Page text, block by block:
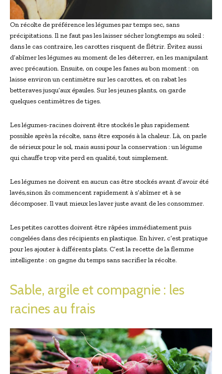
On récolte de préférence les légumes par temps sec, sans
précipitations. Il ne faut pas les laisser sécher longtemps au soleil :
dans le cas contraire, les carottes risquent de flétrir. Évitez aussi
d’abîmer les légumes au moment de les déterrer, en les manipulant
avec précaution. Ensuite, on coupe les fanes au bon moment : on
laisse environ un centimètre sur les carottes, et on rabat les
betteraves jusqu’aux épaules. Sur les jeunes plants, on garde
quelques centimètres de tiges.
Les légumes-racines doivent être stockés le plus rapidement
possible après la récolte, sans être exposés à la chaleur. Là, on parle
de sérieux pour le sol, mais aussi pour la conservation : un légume
qui chauffe trop vite perd en qualité, tout simplement.
Les légumes ne doivent en aucun cas être stockés avant d’avoir été
lavés,sinon ils commencent rapidement à s’abîmer et à se
décomposer. Il vaut mieux les laver juste avant de les consommer.
Les petites carottes doivent être râpées immédiatement puis
congelées dans des récipients en plastique. En hiver, c’est pratique
pour les ajouter à différents plats. C’est la recette de la flemme
intelligente : on gagne du temps sans sacrifier la récolte.
Sable, argile et compagnie : les
racines au frais